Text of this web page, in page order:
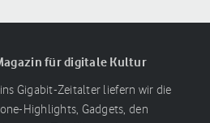
für digitale Kultur
Gigabit-Zeitalter liefern wir die
Highlights, Gadgets, den